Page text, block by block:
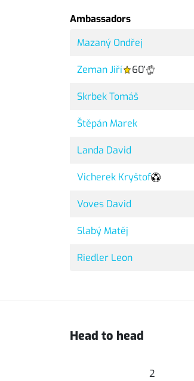
Ambassadors
Mazaný Ondřej
Zeman Jiří 60'
Skrbek Tomáš
Štěpán Marek
Landa David
Vicherek Kryštof
Voves David
Slabý Matěj
Riedler Leon
Head to head
2